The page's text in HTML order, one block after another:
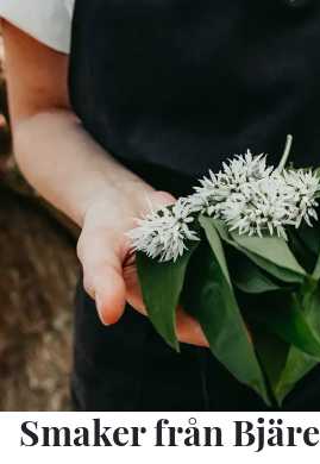
Smaker från Bjäre